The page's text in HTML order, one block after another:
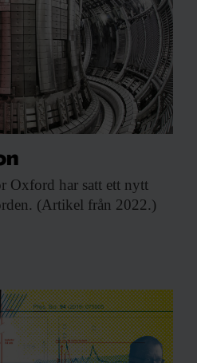
Oxford har satt ett nytt
(Artikel från 2022.)